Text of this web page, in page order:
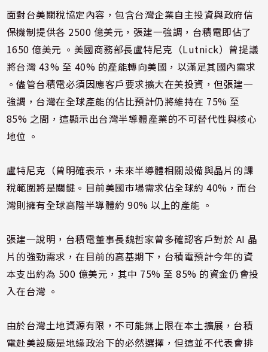
面對台美關稅協定內容，包含台灣企業自主投資與政府信
保機制提供各 2500 億美元， 張建一強調，台積電即佔了
1650 億美元 。美國商務部長盧特尼克（Lutnick）曾提議
將台灣 43% 至 40% 的產能轉向美國，以滿足其國內需求
。儘管台積電必須因應客戶要求擴大在美投資，但張建一
強調，台灣在全球產能的佔比預計仍將維持在 75% 至
85% 之間，這顯示出台灣半導體產業的不可替代性與核心
地位 。
盧特尼克（曾明確表示，未來半導體相關設備與晶片的課
稅範圍將是關鍵。目前美國市場需求佔全球約 40%，而台
灣則擁有全球高階半導體約 90% 以上的產能 。
張建一說明，台積電董事長魏哲家曾多確認客戶對於 AI 晶
片的強勁需求，在目前的高基期下，台積電預計今年的資
本支出約為 500 億美元，其中 75% 至 85% 的資金仍會投
入在台灣 。
由於台灣土地資源有限，不可能無上限在本土擴展，台積
電赴美設廠是地緣政治下的必然選擇，但這並不代表會排